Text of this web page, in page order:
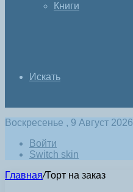
Книги
Искать
Воскресенье , 9 Август 2026
Войти
Switch skin
Главная/Торт на заказ